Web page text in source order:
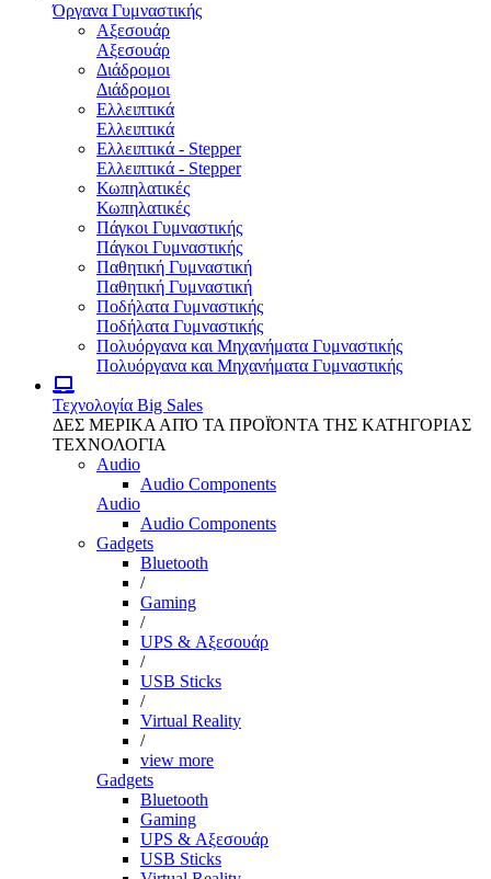
Όργανα Γυμναστικής
Αξεσουάρ
Αξεσουάρ
Διάδρομοι
Διάδρομοι
Ελλειπτικά
Ελλειπτικά
Ελλειπτικά - Stepper
Ελλειπτικά - Stepper
Κωπηλατικές
Κωπηλατικές
Πάγκοι Γυμναστικής
Πάγκοι Γυμναστικής
Παθητική Γυμναστική
Παθητική Γυμναστική
Ποδήλατα Γυμναστικής
Ποδήλατα Γυμναστικής
Πολυόργανα και Μηχανήματα Γυμναστικής
Πολυόργανα και Μηχανήματα Γυμναστικής
Τεχνολογία Big Sales
ΔΕΣ ΜΕΡΙΚΑ ΑΠΌ ΤΑ ΠΡΟΪΌΝΤΑ ΤΗΣ ΚΑΤΗΓΟΡΙΑΣ
ΤΕΧΝΟΛΟΓΙΑ
Audio
Audio Components
Audio
Audio Components
Gadgets
Bluetooth
/
Gaming
/
UPS & Αξεσουάρ
/
USB Sticks
/
Virtual Reality
/
view more
Gadgets
Bluetooth
Gaming
UPS & Αξεσουάρ
USB Sticks